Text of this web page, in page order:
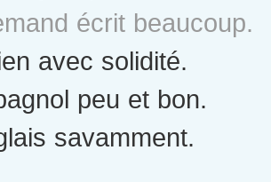
écrit beaucoup.
avec solidité.
peu et bon.
savamment.